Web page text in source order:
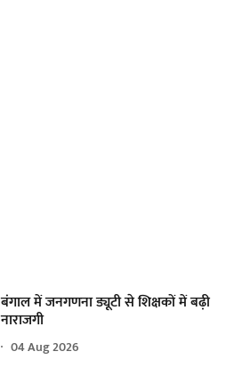
बंगाल में जनगणना ड्यूटी से शिक्षकों में बढ़ी
नाराजगी
04 Aug 2026